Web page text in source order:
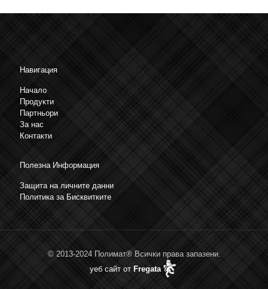
Навигация
Начало
Продукти
Партньори
За нас
Контакти
Полезна Информация
Защита на личните данни
Политика за Бисквитките
© 2013-2024 Полимат® Всички права запазени.
уеб сайт от Fregata